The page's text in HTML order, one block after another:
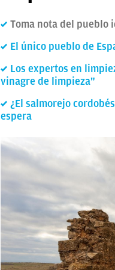
Toma nota del pueblo
El único pueblo de
Los expertos en
vinagre de limpieza"
¿El salmorejo
espera